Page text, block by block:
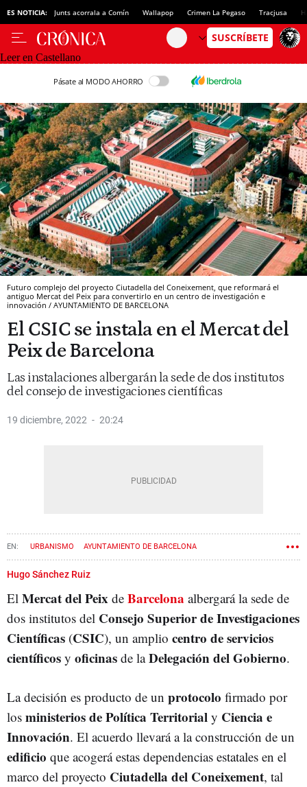
ES NOTICIA: Junts acorrala a Comín Wallapop Crimen La Pegaso Tracjusa
Leer en Castellano
Pásate al MODO AHORRO
Futuro complejo del proyecto Ciutadella del Coneixement, que reformará el
antiguo Mercat del Peix para convertirlo en un centro de investigación e
innovación / AYUNTAMIENTO DE BARCELONA
El CSIC se instala en el Mercat del
Peix de Barcelona
Las instalaciones albergarán la sede de dos institutos
del consejo de investigaciones científicas
19 diciembre, 2022 20:24
URBANISMO AYUNTAMIENTO DE BARCELONA
INFRAESTRUCTURAS
Hugo Sánchez Ruiz
El Mercat del Peix de Barcelona albergará la sede de
dos institutos del Consejo Superior de Investigaciones
Científicas (CSIC), un amplio centro de servicios
científicos y oficinas de laDelegación del Gobierno.
La decisión es producto de un protocolo firmado por
los ministerios de Política Territorial y Ciencia e
Innovación. El acuerdo llevará a la construcción de un
edificio que acogerá estas dependencias estatales en el
marco del proyecto Ciutadella del Coneixement, tal